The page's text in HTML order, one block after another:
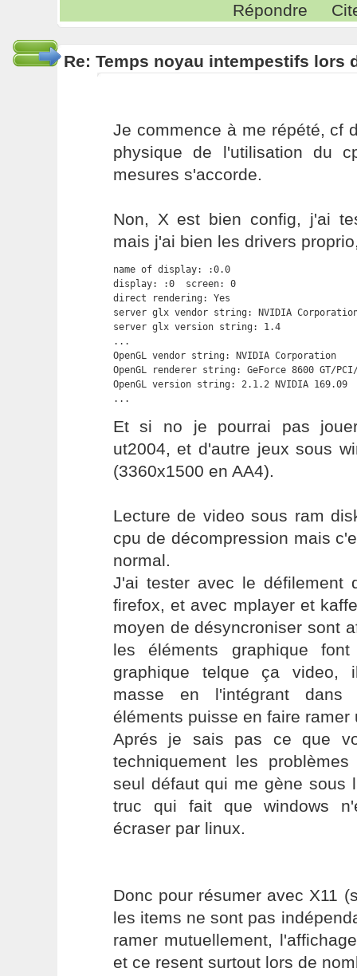
Répondre
Re: Temps noyau intempestifs lors
Je commence à me répété, cf
physique de l'utilisation du
mesures s'accorde.
Non, X est bien config, j'ai
mais j'ai bien les drivers
name of display: :0.0
display: :0  screen: 0
direct rendering: Yes
server glx vendor string: NVIDIA
server glx version string: 1.4
...
OpenGL vendor string: NVIDIA Corporation
OpenGL renderer string: GeForce 8600 GT/PCI/
OpenGL version string: 2.1.2 NVIDIA 169.09
...
Et si no je pourrai pas
ut2004, et d'autre jeux sous
(3360x1500 en AA4).
Lecture de video sous ram
cpu de décompression mais
normal.
J'ai tester avec le défilement
firefox, et avec mplayer et
moyen de désyncroniser sont
les éléments graphique
graphique telque ça video,
masse en l'intégrant dans
éléments puisse en faire ramer
Aprés je sais pas ce que
techniquement les
seul défaut qui me gène sous
truc qui fait que windows
écraser par linux.
Donc pour résumer avec X11
les items ne sont pas
ramer mutuellement,
et ce resent surtout lors de